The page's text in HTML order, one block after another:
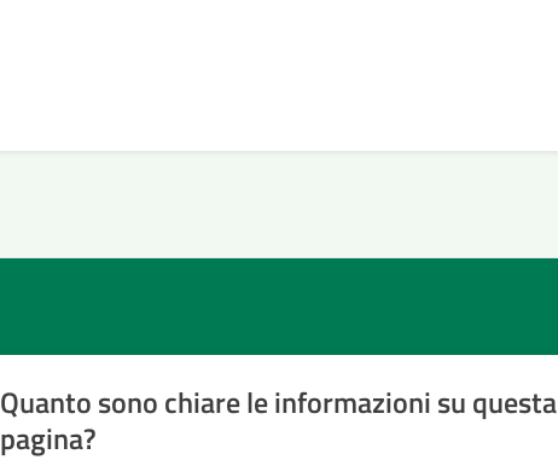
Quanto sono chiare le informazioni su questa
pagina?